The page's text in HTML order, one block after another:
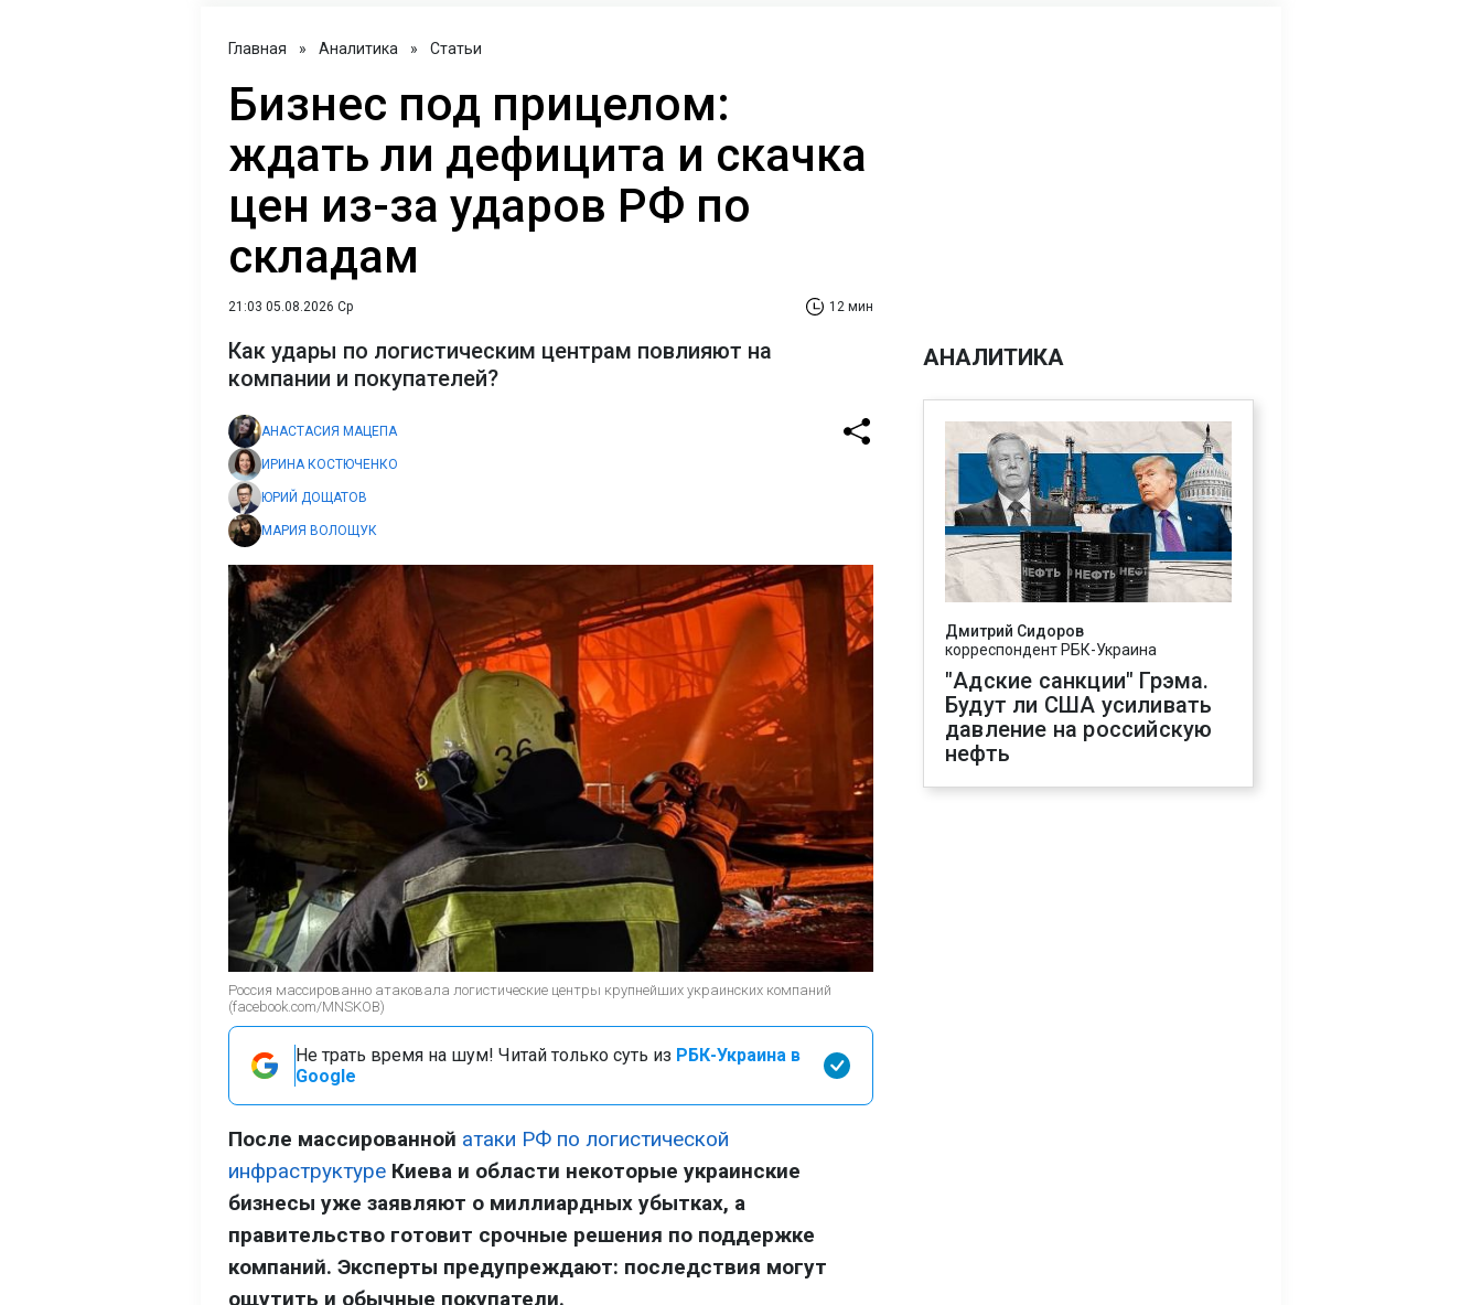
Главная » Аналитика » Статьи
Бизнес под прицелом:
ждать ли дефицита и скачка
цен из-за ударов РФ по
складам
21:03 05.08.2026 Ср 12 мин
Как удары по логистическим центрам повлияют на
компании и покупателей?
АНАСТАСИЯ МАЦЕПА
ИРИНА КОСТЮЧЕНКО
ЮРИЙ ДОЩАТОВ
МАРИЯ ВОЛОЩУК
Россия массированно атаковала логистические центры крупнейших украинских компаний
(facebook.com/MNSKOB)
Не трать время на шум! Читай только суть из РБК-Украина в
Google
После массированной атаки РФ по логистической
инфраструктуре Киева и области некоторые украинские
бизнесы уже заявляют о миллиардных убытках, а
правительство готовит срочные решения по поддержке
компаний. Эксперты предупреждают: последствия могут
ощутить и обычные покупатели.
АНАЛИТИКА
Дмитрий Сидоров
корреспондент РБК-Украина
"Адские санкции" Грэма.
Будут ли США усиливать
давление на российскую
нефть